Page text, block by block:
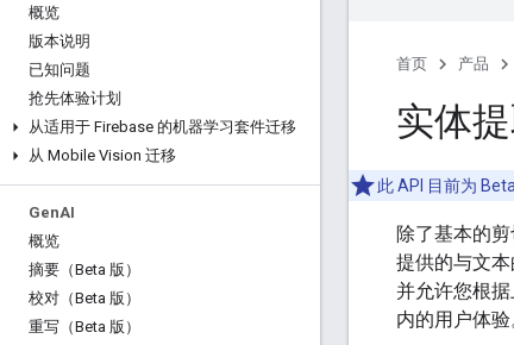
概览
版本说明
已知问题
抢先体验计划
从适用于 Firebase 的机器学习套件迁移
从 Mobile Vision 迁移
GenAI
概览
摘要（Beta 版）
校对（Beta 版）
重写（Beta 版）
首页 产品
实体
此 API 目前为
除了基本的
提供的与文
并允许您根
内的用户体验